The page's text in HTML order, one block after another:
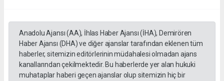
Anadolu Ajansı (AA), İhlas Haber Ajansı (İHA), Demirören
Haber Ajansı (DHA) ve diğer ajanslar tarafından eklenen tüm
haberler, sitemizin editörlerinin müdahalesi olmadan ajans
kanallarından çekilmektedir. Bu haberlerde yer alan hukuki
muhataplar haberi geçen ajanslar olup sitemizin hiç bir